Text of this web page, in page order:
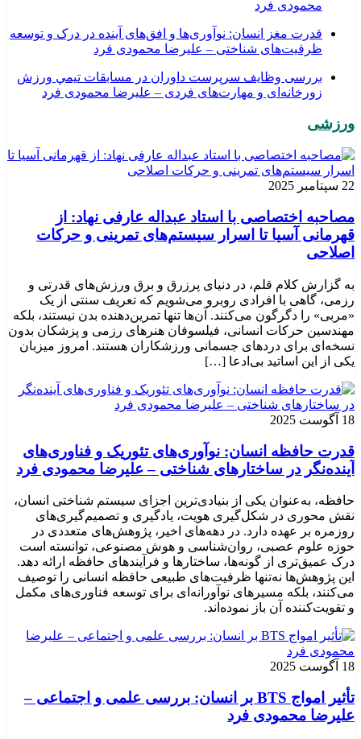
محمودی فرد
قدرت مغز انسان: نوآوری‌ها و افق‌های آینده در درک و توسعه
ظرفیت‌های شناختی – علیرضا محمودی فرد
بررسی وظايف سرپرست داوران در مسابقات تیمي ورزش
زورخانه‌ای و مهارت‌های فردی – علیرضا محمودی فرد
ورزشی
22 سپتامبر 2025
مصاحبه اختصاصی با استاد عبداله عارفی نهاد: از
قهرمانی آسیا تا اسرار سیستم‌های تمرینی و حرکات
اصلاحی
به گزارش کلام قلم، در دنیای پرزرق و برق ورزش‌های قدرتی و
رزمی، گاهی با افرادی روبرو می‌شویم که تعریف سنتی از یک
«مربی» را دگرگون می‌کنند. آن‌ها تنها تمرین‌دهنده بدن نیستند، بلکه
مهندسین حرکات انسانی، فیلسوفان هنرهای رزمی و پزشکان بدون
نسخه‌ای برای دردهای جسمانی ورزشکاران هستند. امروز میزبان
یکی از این اساتید بی‌ادعا […]
18 آگوست 2025
قدرت حافظه انسان: نوآوری‌های تئوریک و فناوری‌های
آینده‌نگر در ساختارهای شناختی – علیرضا محمودی فرد
حافظه، به‌عنوان یکی از بنیادی‌ترین اجزای سیستم شناختی انسان،
نقش محوری در شکل‌گیری هویت، یادگیری و تصمیم‌گیری‌های
روزمره بر عهده دارد. در دهه‌های اخیر، پژوهش‌های متعددی در
حوزه علوم عصبی، روان‌شناسی و هوش مصنوعی، توانسته‌ است
درک عمیق‌تری از گونه‌ها، ساختارها و فرآیندهای حافظه ارائه دهد.
این پژوهش‌ها نه‌تنها ظرفیت‌های طبیعی حافظه انسانی را توصیف
می‌کنند، بلکه مسیرهای نوآورانه‌ای برای توسعه فناوری‌های مکمل
و تقویت‌کننده آن باز نموده‌اند.
18 آگوست 2025
تأثیر امواج BTS بر انسان: بررسی علمی و اجتماعی –
علیرضا محمودی فرد